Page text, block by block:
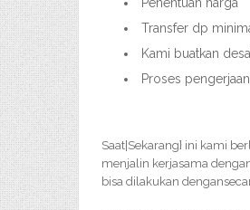
Transfer dp
Kami buatkan
Proses
Saat|Sekarang} ini kami
menjalin kerjasama
bisa dilakukan